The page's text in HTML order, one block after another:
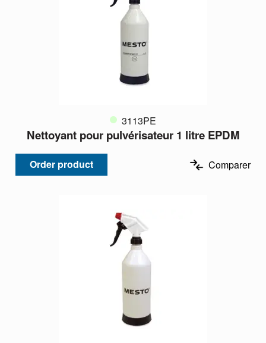
3113PE
Nettoyant pour pulvérisateur 1 litre EPDM
Order product Comparer